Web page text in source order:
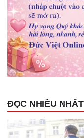
ĐỌC NHIỀU NHẤT